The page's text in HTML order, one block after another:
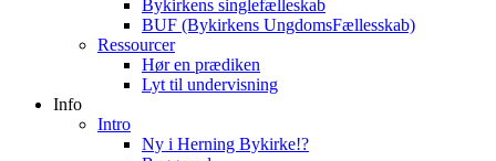
Bykirkens singlefælleskab
BUF (Bykirkens UngdomsFællesskab)
Ressourcer
Hør en prædiken
Lyt til undervisning
Info
Intro
Ny i Herning Bykirke!?